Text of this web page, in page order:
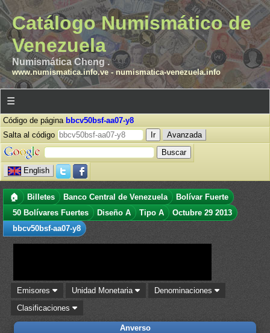
Catálogo Numismático de
Venezuela
Numismática Cheng .
www.numismatica.info.ve- numismatica-venezuela.info
☰
Código de página bbcv50bsf-aa07-y8
Salta al código
Avanzada
English
🏠 Billetes Banco Central de Venezuela
Bolívar Fuerte
50 Bolívares Fuertes
Diseño A Tipo A
Octubre 29 2013
bbcv50bsf-aa07-y8
Emisores Unidad Monetaria
Denominaciones
Clasificaciones
Anverso